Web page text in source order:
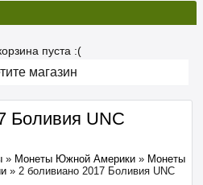
пуста :(
магазин
Боливия UNC
» Монеты Южной Америки » Монеты
» 2 боливиано 2017 Боливия UNC